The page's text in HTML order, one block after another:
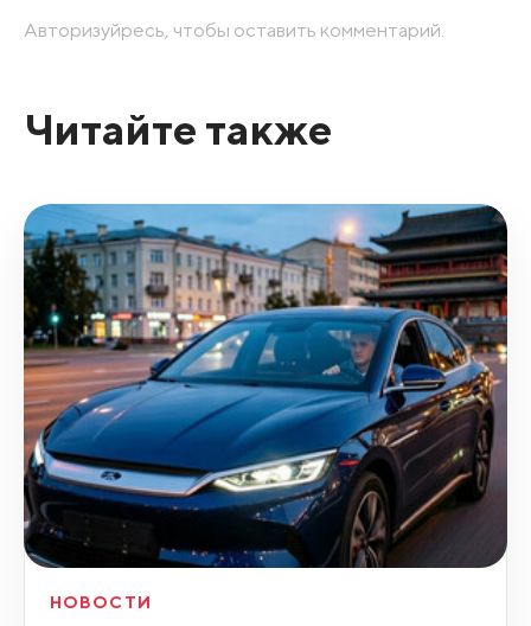
Авторизуйресь, чтобы оставить комментарий.
Читайте также
НОВОСТИ